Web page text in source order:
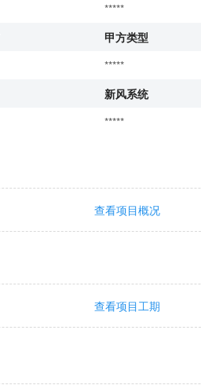
*****
甲方类型
*****
新风系统
*****
查看项目概况
查看项目工期